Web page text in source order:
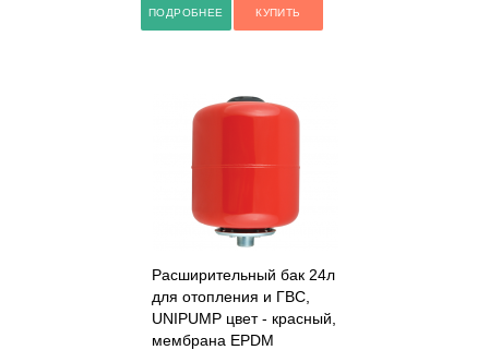
ПОДРОБНЕЕ КУПИТЬ
Расширительный бак 24л
для отопления и ГВС,
UNIPUMP цвет - красный,
мембрана EPDM